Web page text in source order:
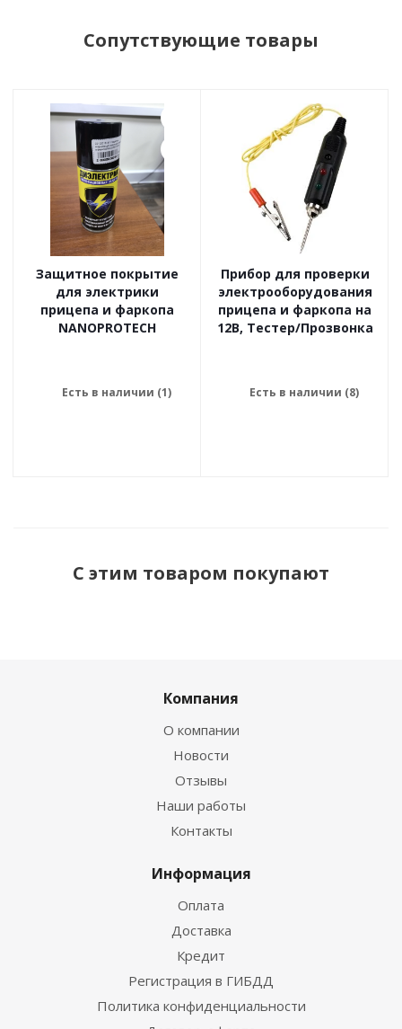
Сопутствующие товары
Защитное покрытие
для электрики
прицепа и фаркопа
NANOPROTECH
Есть в наличии (1)
Прибор для проверки
электрооборудования
прицепа и фаркопа на
12В, Тестер/Прозвонка
Есть в наличии (8)
С этим товаром покупают
Компания
О компании
Новости
Отзывы
Наши работы
Контакты
Информация
Оплата
Доставка
Кредит
Регистрация в ГИБДД
Политика конфиденциальности